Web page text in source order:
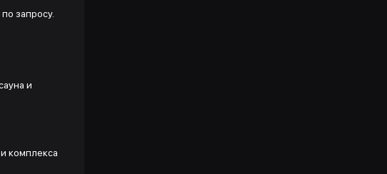
запросу.
и
комплекса